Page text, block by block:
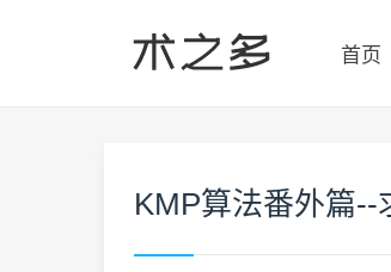
首页
KMP算法番外篇--